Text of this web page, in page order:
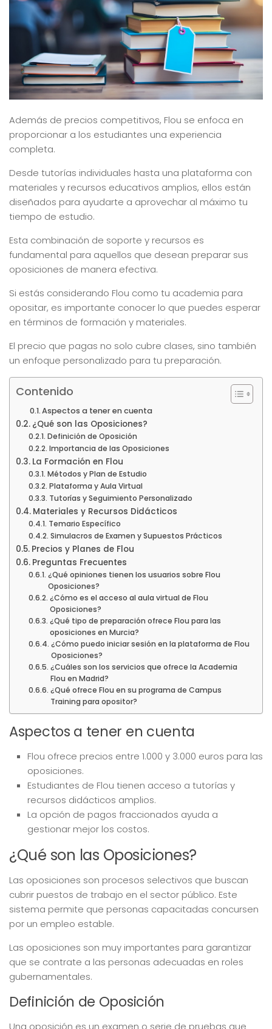
Además de precios competitivos, Flou se enfoca en
proporcionar a los estudiantes una experiencia
completa.
Desde tutorías individuales hasta una plataforma con
materiales y recursos educativos amplios, ellos están
diseñados para ayudarte a aprovechar al máximo tu
tiempo de estudio.
Esta combinación de soporte y recursos es
fundamental para aquellos que desean preparar sus
oposiciones de manera efectiva.
Si estás considerando Flou como tu academia para
opositar, es importante conocer lo que puedes esperar
en términos de formación y materiales.
El precio que pagas no solo cubre clases, sino también
un enfoque personalizado para tu preparación.
Contenido
Aspectos a tener en cuenta
¿Qué son las Oposiciones?
Definición de Oposición
Importancia de las Oposiciones
La Formación en Flou
Métodos y Plan de Estudio
Plataforma y Aula Virtual
Tutorías y Seguimiento Personalizado
Materiales y Recursos Didácticos
Temario Específico
Simulacros de Examen y Supuestos Prácticos
Precios y Planes de Flou
Preguntas Frecuentes
¿Qué opiniones tienen los usuarios sobre Flou
Oposiciones?
¿Cómo es el acceso al aula virtual de Flou
Oposiciones?
¿Qué tipo de preparación ofrece Flou para las
oposiciones en Murcia?
¿Cómo puedo iniciar sesión en la plataforma de Flou
Oposiciones?
¿Cuáles son los servicios que ofrece la Academia
Flou en Madrid?
¿Qué ofrece Flou en su programa de Campus
Training para opositor?
Aspectos a tener en cuenta
Flou ofrece precios entre 1.000 y 3.000 euros para las
oposiciones.
Estudiantes de Flou tienen acceso a tutorías y
recursos didácticos amplios.
La opción de pagos fraccionados ayuda a
gestionar mejor los costos.
¿Qué son las Oposiciones?
Las oposiciones son procesos selectivos que buscan
cubrir puestos de trabajo en el sector público. Este
sistema permite que personas capacitadas concursen
por un empleo estable.
Las oposiciones son muy importantes para garantizar
que se contrate a las personas adecuadas en roles
gubernamentales.
Definición de Oposición